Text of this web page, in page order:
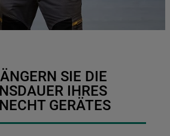
SIE DIE
IHRES
GERÄTES